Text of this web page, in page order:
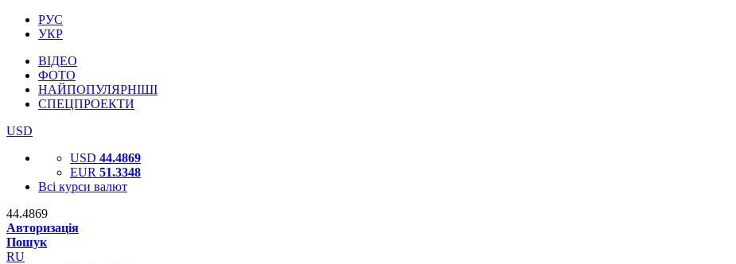
РУС
УКР
ВІДЕО
ФОТО
НАЙПОПУЛЯРНІШІ
СПЕЦПРОЕКТИ
USD
USD 44.4869
EUR 51.3348
Всі курси валют
44.4869
Авторизація
Пошук
RU